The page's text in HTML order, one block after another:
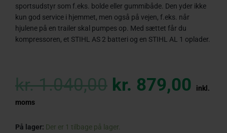
sportsudstyr som f.eks. bolde eller gummibåde. Den yder ikke
kun god service i hjemmet, men også på vejen, f.eks. når
hjulene på en trailer skal pumpes op. Med sættet får du
kompressoren, et STIHL AS 2 batteri og en STIHL AL 1 oplader.
kr.1.040,00 price
was:
kr. 879,00 is:
inkl.
moms
På lager: Der er 1 tilbage på lager.
STIHL